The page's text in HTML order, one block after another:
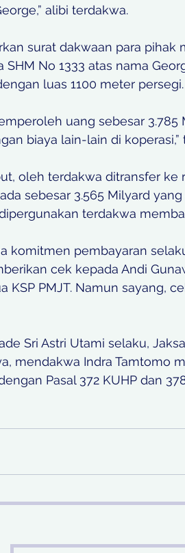
alibi terdakwa.
surat dakwaan para pihak
No 1333 atas nama
luas 1100 meter persegi.
uang sebesar
biaya lain-lain di koperasi,”
oleh terdakwa ditransfer ke
sebesar 3.565 Milyard
terdakwa
komitmen pembayaran
cek kepada Andi
KSP PMJT. Namun sayang,
Sri Astri Utami selaku,
mendakwa Indra Tamtomo
Pasal 372 KUHP dan